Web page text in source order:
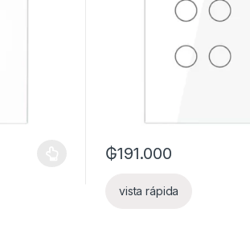
variantes. Las opciones se pueden elegir
₲191.000
Este producto tiene
vista rápida